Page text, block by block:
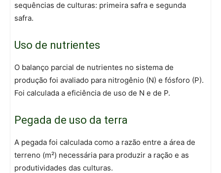
sequências de culturas: primeira safra e segunda
safra.
Uso de nutrientes
O balanço parcial de nutrientes no sistema de
produção foi avaliado para nitrogênio (N) e fósforo (P).
Foi calculada a eficiência de uso de N e de P.
Pegada de uso da terra
A pegada foi calculada como a razão entre a área de
terreno (m²) necessária para produzir a ração e as
produtividades das culturas.